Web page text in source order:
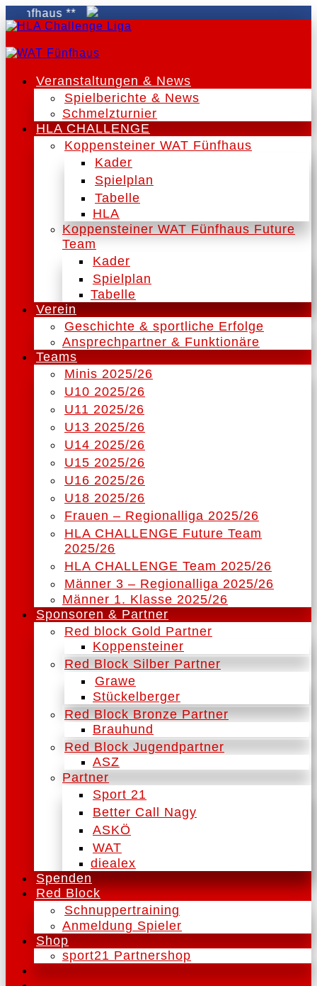
**
Veranstaltungen & News
Spielberichte & News
Schmelzturnier
HLA CHALLENGE
Koppensteiner WAT Fünfhaus
Kader
Spielplan
Tabelle
HLA
Koppensteiner WAT Fünfhaus Future
Team
Kader
Spielplan
Tabelle
Verein
Geschichte & sportliche Erfolge
Ansprechpartner & Funktionäre
Teams
Minis 2025/26
U10 2025/26
U11 2025/26
U13 2025/26
U14 2025/26
U15 2025/26
U16 2025/26
U18 2025/26
Frauen – Regionalliga 2025/26
HLA CHALLENGE Future Team
2025/26
HLA CHALLENGE Team 2025/26
Männer 3 – Regionalliga 2025/26
Männer 1. Klasse 2025/26
Sponsoren & Partner
Red block Gold Partner
Koppensteiner
Red Block Silber Partner
Grawe
Stückelberger
Red Block Bronze Partner
Brauhund
Red Block Jugendpartner
ASZ
Partner
Sport 21
Better Call Nagy
ASKÖ
WAT
diealex
Spenden
Red Block
Schnuppertraining
Anmeldung Spieler
Shop
sport21 Partnershop